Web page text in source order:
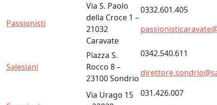
Passionisti
Via S. Paolo
della Croce 1 –
21032
Caravate
0332.601.405
Salesiani
Piazza S.
Rocco 8 –
23100 Sondrio
0342.540.611
Via Urago 15
031.426.007